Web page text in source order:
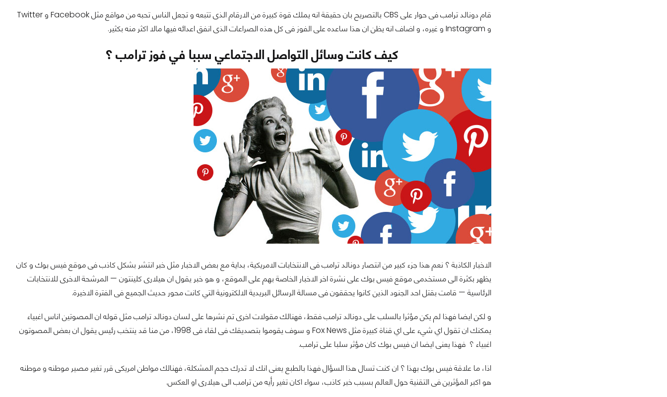
قام دونالد ترامب فى حوار على CBS بالتصريح بان حقيقة انه يملك قوة كبيرة من الارقام الذى تتبعه و تجعل الناس تحبه من مواقع مثل Facebook و Twitter
و Instagram و غيره، و اضاف انه يظن ان هذا ساعده على الفوز فى كل هذه الصراعات الذى انفق اعدائه فيها مالا اكثر منه بكثير.
كيف كانت وسائل التواصل الاجتماعي سببا في فوز ترامب ؟
الاخبار الكاذبة ؟ نعم هذا جزء كبير من انتصار دونالد ترامب فى الانتخابات الامريكية، بداية مع بعض الاخبار مثل خبر انتشر بشكل كاذب فى موقع فيس بوك و كان
يظهر بكثرة الى مستخدمى موقع فيس بوك على نشرة اخر الاخبار الخاصة بهم على الموقع، و هو خبر يقول ان هيلارى كلينتون — المرشحة الاخرى للانتخابات
الرئاسية — قامت بقتل احد الجنود الذين كانوا يحققون فى مسالة الرسائل البريدية الالكترونية التي كانت محور حديث الجميع فى الفترة الاخيرة.
و لكن ايضا فهذا لم يكن مؤثرا بالسلب على دونالد ترامب فقط، فهنالك مقولات اخرى تم نشرها على لسان دونالد ترامب مثل قوله ان المصوتين اناس اغبياء
يمكنك ان تقول اي شيء على اي قناة كبيرة مثل Fox News و سوف يقوموا بتصديقك فى لقاء فى 1998، من منا قد ينتخب رئيس يقول ان بعض المصوتون
اغبياء ؟ فهذا يعنى ايضا ان فيس بوك كان مؤثر سلبا على ترامب.
اذا، ما علاقة فيس بوك بهذا ؟ ان كنت تسال هذا السؤال فهذا بالطبع يعنى انك لا تدرك حجم المشكلة، فهنالك مواطن امريكى قرر تغير مصير موطنه و موطنه
هو اكبر المؤثرين فى التقنية حول العالم بسبب خبر كاذب، سواء اكان تغير رأيه من ترامب الى هيلارى او العكس.